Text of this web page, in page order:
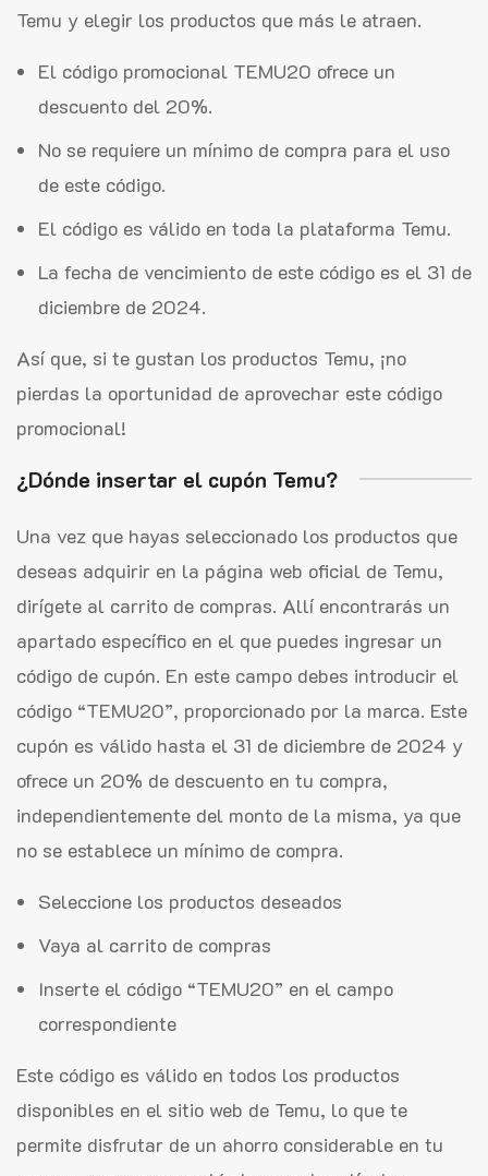
Temu y elegir los productos que más le atraen.
El código promocional TEMU20 ofrece un
descuento del 20%.
No se requiere un mínimo de compra para el uso
de este código.
El código es válido en toda la plataforma Temu.
La fecha de vencimiento de este código es el 31 de
diciembre de 2024.
Así que, si te gustan los productos Temu, ¡no
pierdas la oportunidad de aprovechar este código
promocional!
¿Dónde insertar el cupón Temu?
Una vez que hayas seleccionado los productos que
deseas adquirir en la página web oficial de Temu,
dirígete al carrito de compras. Allí encontrarás un
apartado específico en el que puedes ingresar un
código de cupón. En este campo debes introducir el
código “TEMU20”, proporcionado por la marca. Este
cupón es válido hasta el 31 de diciembre de 2024 y
ofrece un 20% de descuento en tu compra,
independientemente del monto de la misma, ya que
no se establece un mínimo de compra.
Seleccione los productos deseados
Vaya al carrito de compras
Inserte el código “TEMU20” en el campo
correspondiente
Este código es válido en todos los productos
disponibles en el sitio web de Temu, lo que te
permite disfrutar de un ahorro considerable en tu